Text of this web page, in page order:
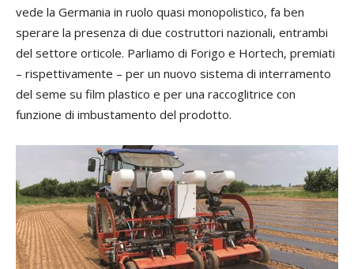
vede la Germania in ruolo quasi monopolistico, fa ben
sperare la presenza di due costruttori nazionali, entrambi
del settore orticole. Parliamo di Forigo e Hortech, premiati
– rispettivamente – per un nuovo sistema di interramento
del seme su film plastico e per una raccoglitrice con
funzione di imbustamento del prodotto.